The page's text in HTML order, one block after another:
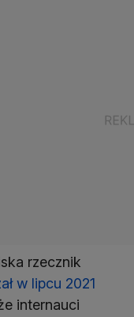
rzecznik
w lipcu 2021
internauci